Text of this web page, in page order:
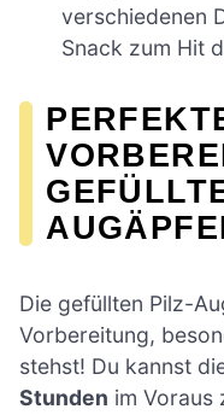
verschiedenen
Snack zum Hit
Die gefüllten Pilz-
Vorbereitung,
stehst! Du kannst
Stunden im Voraus